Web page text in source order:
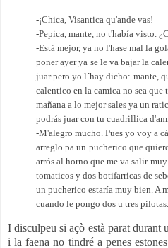
-¡Chica, Visantica qu'ande vas!
-Pepica, mante, no t'había visto.
-Está mejor, ya no l'hase mal la
poner ayer ya se le va bajar la
juar pero yo l´hay dicho: mante,
calentico en la camica no sea que
mañana a lo mejor sales ya un
podrás juar con tu cuadrillica
-M'alegro mucho. Pues yo voy a
arreglo pa un pucherico que
arrós al horno que me va salir
tomaticos y dos botifarricas de
un pucherico estaría muy bien. A
cuando le pongo dos u tres pilotas.
I disculpeu si açò està parat durant
i la faena no tindré a penes